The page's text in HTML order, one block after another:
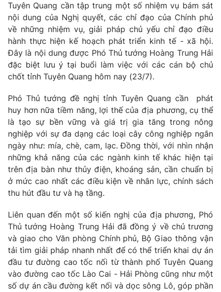
Tin tức
Thế giới đó đây
Câu chuyện quốc tế
Kinh tế
Tài chính
Thị trường
Góc doanh nghiệp
Dữ liệu và đời sống
Truyền hình
Phim VTV
Hậu trường
Nhân vật
Khán giả
Giải sao mai
Giải trí
Điện ảnh
Âm nhạc
Sao
Đời sống
Du lịch
Làm đẹp
Chất lượng cuộc sống
Giáo dục
Tuyển sinh
Công nghệ
Hitech Công nghệ tương lai
Sản phẩm
Thị trường
Tư vấn
Giao lưu trực tuyến
Lịch phát sóng
Chuyên mục khác
Tuyên Quang cần tập trung một số nhiệm vụ bám sát
nội dung của Nghị quyết, các chỉ đạo của Chính phủ
về những nhiệm vụ, giải pháp chủ yếu chỉ đạo điều
hành thực hiện kế hoạch phát triển kinh tế - xã hội.
Đây là nội dung được Phó Thủ tướng Hoàng Trung Hải
đặc biệt lưu ý tại buổi làm việc với các cán bộ chủ
chốt tỉnh Tuyên Quang hôm nay (23/7).
Phó Thủ tướng đề nghị tỉnh Tuyên Quang cần phát
huy hơn nữa tiềm năng, lợi thế của địa phương, cụ thể
là tạo sự bền vững và giá trị gia tăng trong nông
nghiệp với sự đa dạng các loại cây công nghiệp ngắn
ngày như: mía, chè, cam, lạc. Đồng thời, với nhìn nhận
những khả năng của các ngành kinh tế khác hiện tại
trên địa bàn như thủy điện, khoáng sản, cần chuẩn bị
ở mức cao nhất các điều kiện về nhân lực, chính sách
thu hút đầu tư và hạ tầng.
Liên quan đến một số kiến nghị của địa phương, Phó
Thủ tướng Hoàng Trung Hải đã đồng ý về chủ trương
và giao cho Văn phòng Chính phủ, Bộ Giao thông vận
tải tìm giải pháp nhanh nhất để có thể triển khai dự án
đầu tư đường cao tốc nối từ thành phố Tuyên Quang
vào đường cao tốc Lào Cai - Hải Phòng cũng như một
số dự án cầu đường kết nối và dọc sông Lô, góp phần